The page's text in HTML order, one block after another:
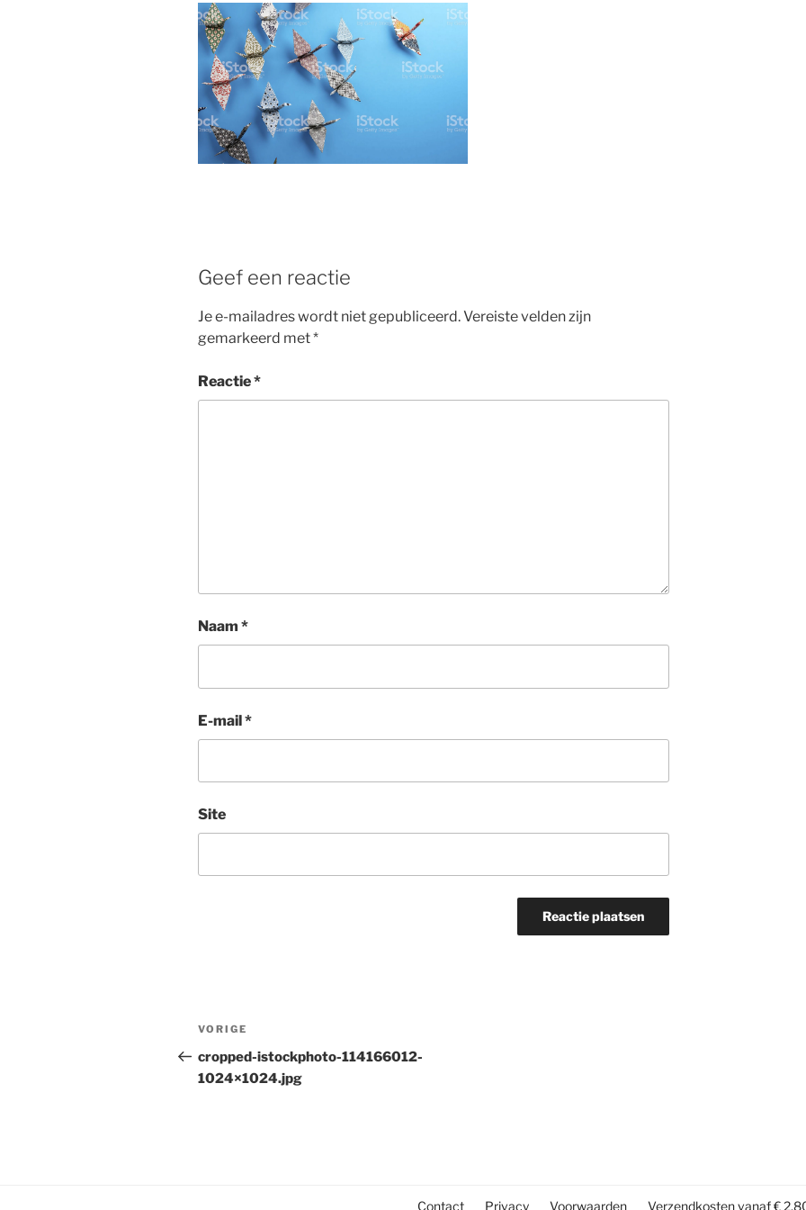
Geef een reactie
Je e-mailadres wordt niet gepubliceerd.Vereiste velden zijn
gemarkeerd met*
Reactie*
Naam *
E-mail*
Site
Bericht
navigatie
Vorig
bericht
VORIGE
cropped-istockphoto-114166012-
1024×1024.jpg
Contact Privacy Voorwaarden Verzendkosten vanaf €